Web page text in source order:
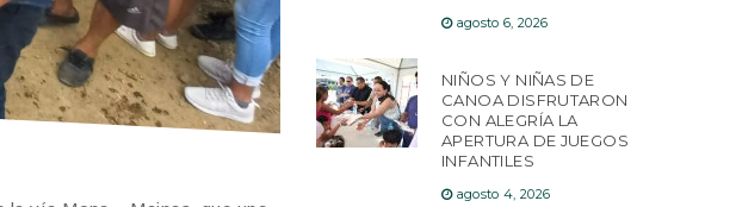
agosto 6, 2026
NIÑOS Y NIÑAS DE
CANOA DISFRUTARON
CON ALEGRÍA LA
APERTURA DE JUEGOS
INFANTILES
agosto 4, 2026